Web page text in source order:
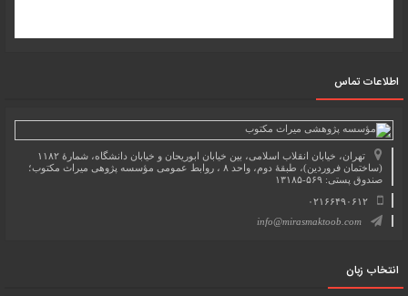
اطلاعات تماس
تهران، خیابان انقلاب اسلامی، بین خیابان ابوریحان و خیابان دانشگاه، شمارۀ ۱۱۸۲
(ساختمان فروردین)، طبقۀ دوم، واحد ۸ ، روابط عمومی مؤسسه پژوهی میراث مکتوب؛
صندوق پستی: ۵۶۹-۱۳۱۸۵
۰۲۱۶۶۴۹۰۶۱۲
info@mirasmaktoob.com
انتخاب زبان